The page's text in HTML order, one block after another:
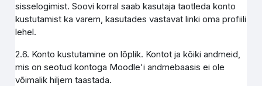
sisselogimist. Soovi korral saab kasutaja taotleda konto
kustutamist ka varem, kasutades vastavat linki oma profiili
lehel.
2.6. Konto kustutamine on lõplik. Kontot ja kõiki andmeid,
mis on seotud kontoga Moodle'i andmebaasis ei ole
võimalik hiljem taastada.